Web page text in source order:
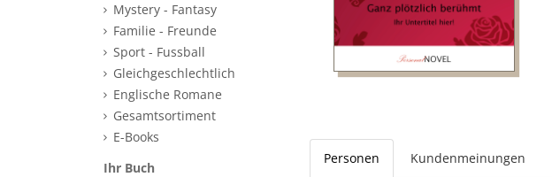
Mystery - Fantasy
Familie - Freunde
Sport - Fussball
Gleichgeschlechtlich
Englische Romane
Gesamtsortiment
E-Books
Ihr Buch
Personen Kundenmeinungen